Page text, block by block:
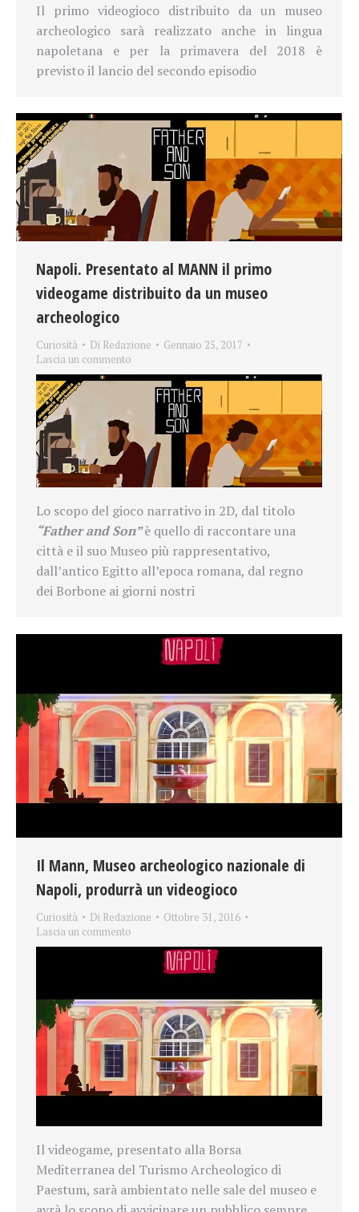
Il primo videogioco distribuito da un museo
archeologico sarà realizzato anche in lingua
napoletana e per la primavera del 2018 è
previsto il lancio del secondo episodio
Napoli. Presentato al MANN il primo
videogame distribuito da un museo
archeologico
Curiosità Di Redazione
Gennaio 25, 2017
Lascia un commento
Lo scopo del gioco narrativo in 2D, dal titolo
“Father and Son”è quello di raccontare una
città e il suo Museo più rappresentativo,
dall’antico Egitto all’epoca romana, dal regno
dei Borbone ai giorni nostri
Il Mann, Museo archeologico nazionale di
Napoli, produrrà un videogioco
Curiosità Di Redazione
Ottobre 31, 2016
Lascia un commento
Il videogame, presentato alla Borsa
Mediterranea del Turismo Archeologico di
Paestum, sarà ambientato nelle sale del museo e